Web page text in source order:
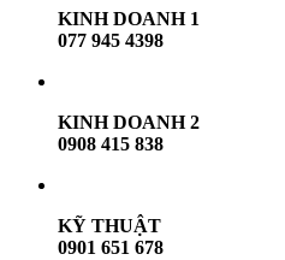
KINH DOANH 1
077 945 4398
KINH DOANH 2
0908 415 838
KỸ THUẬT
0901 651 678